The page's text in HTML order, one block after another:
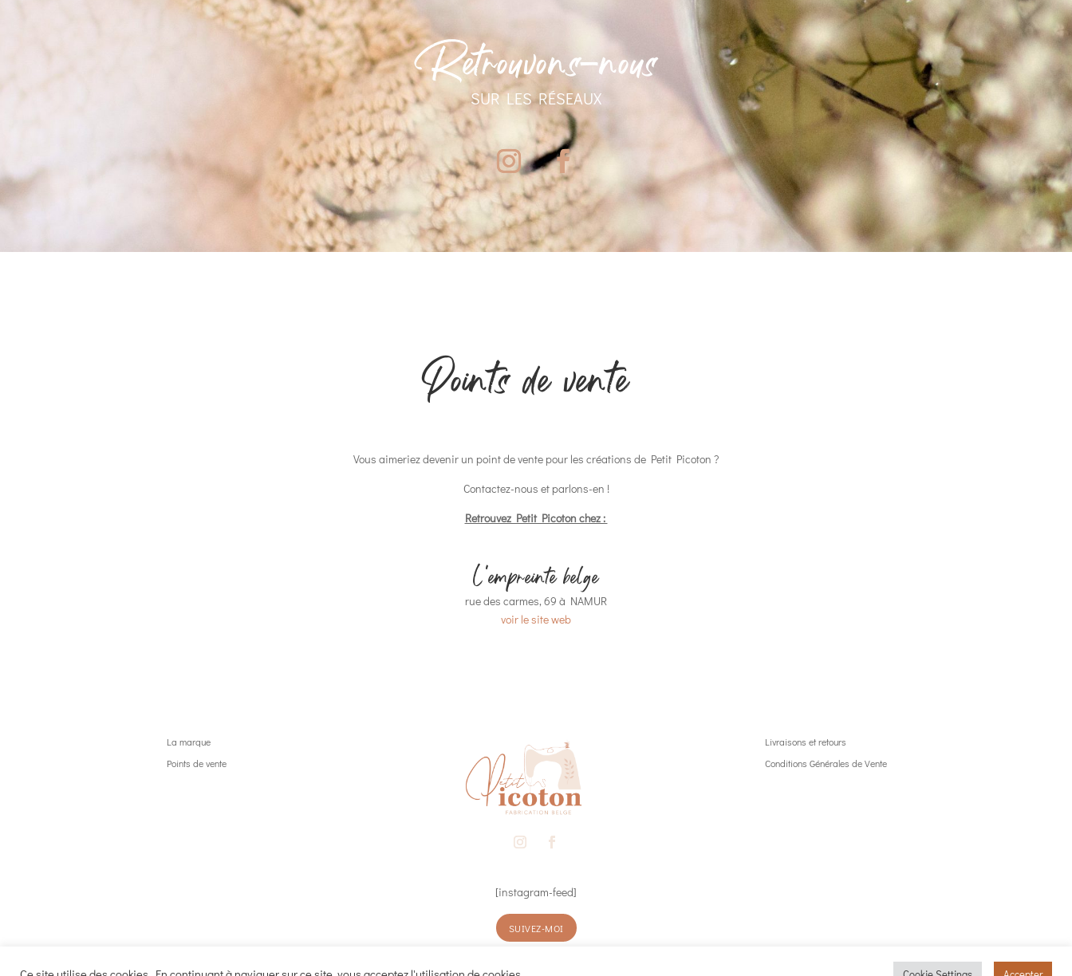
Retrouvons-nous
SUR LES RÉSEAUX
Points de vente
Vous aimeriez devenir un point de vente pour les créations de Petit Picoton ?
Contactez-nous et parlons-en !
Retrouvez Petit Picoton chez :
L'empreinte belge
rue des carmes, 69 à NAMUR
voir le site web
La marque
Points de vente
Livraisons et retours
Conditions Générales de Vente
[instagram-feed]
SUIVEZ-MOI